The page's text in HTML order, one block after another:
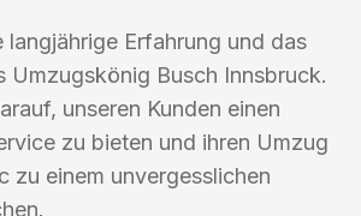
langjährige Erfahrung und das
Umzugskönig Busch Innsbruck.
unseren Kunden einen
zu bieten und ihren Umzug
zu einem unvergesslichen